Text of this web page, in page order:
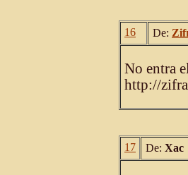
16 De:
No entra
http://
17 De: Xac